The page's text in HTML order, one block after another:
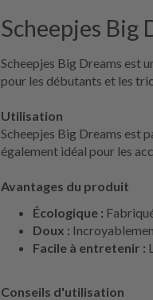
Scheepjes Big
Scheepjes Big Dreams est
pour les débutants et les
Utilisation
Scheepjes Big Dreams est
également idéal pour les
Avantages du produit
Écologique :
Doux :
Facile à entretenir :
Conseils d'utilisation